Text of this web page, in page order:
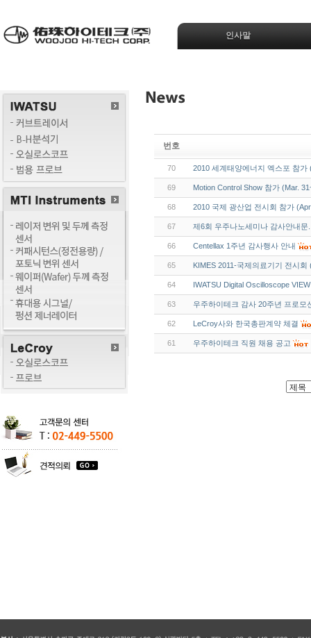
인사말
번호
70 2010 세계태양에너지 엑스포 참가
69 Motion Control Show 참가 (Mar.
68 2010 국제 광산업 전시회 참가
67 제6회 우주나노세미나 감사안내문.
66 Centellax 1주년 감사행사 안내
65 KIMES 2011-국제의료기기 전시회
64 IWATSU Digital Oscilloscope
63 우주하이테크 감사 20주년 프로모
62 LeCroy사와 한국총판계약 체결
61 우주하이테크 직원 채용 공고